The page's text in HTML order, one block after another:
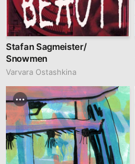
Stafan Sagmeister/
Snowmen
Varvara Ostashkina